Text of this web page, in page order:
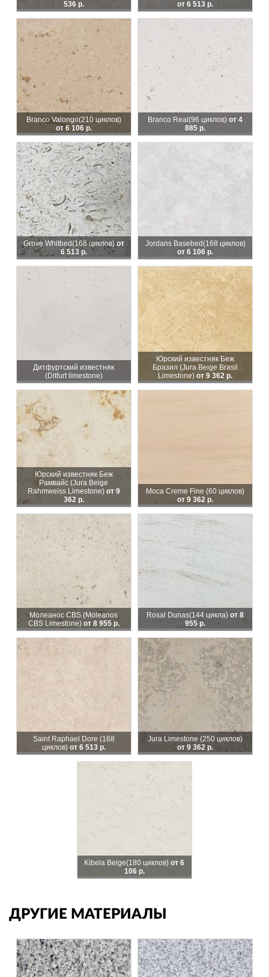
536 р.
от 6 513 р.
Branco Valongo(210 циклов)
от 6 106 р.
Branco Real (96 циклов) от 4
885 р.
Grove Whitbed(168 циклов)от
6 513 р.
Jordans Basebed(168 циклов)
от 6 106 р.
Дитфуртский известняк
(Ditfurt limestone)
Юрский известняк Беж
Бразил (Jura Beige Brasil
Limestone) от 9 362 р.
Юрский известняк Беж
Рамвайс (Jura Beige
Rahmweiss Limestone) от 9
362 р.
Moca Creme Fine (60 циклов)
от 9 362 р.
Молеанос CBS (Moleanos
CBS Limestone) от 8 955 р.
Rosal Dunas(144 цикла) от 8
955 р.
Saint Raphael Dore (168
циклов) от 6 513 р.
Jura Limestone (250 циклов)
от 9 362 р.
Kibela Beige(180 циклов)от 6
106 р.
ДРУГИЕ МАТЕРИАЛЫ